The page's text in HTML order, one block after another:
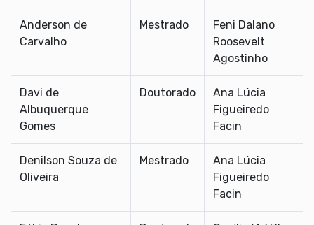
Anderson de
Carvalho
Mestrado
Feni Dalano
Roosevelt
Agostinho
Davi de
Albuquerque
Gomes
Doutorado
Ana Lúcia
Figueiredo
Facin
Denilson Souza de
Oliveira
Mestrado
Ana Lúcia
Figueiredo
Facin